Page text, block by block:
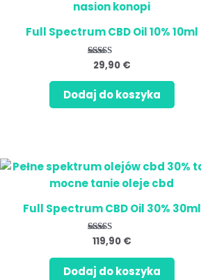
Full Spectrum CBD Oil 10% 10ml
Oceniono
5.00
na 5
29,90 €
Dodaj do koszyka
Full Spectrum CBD Oil 30% 30ml
Oceniono
5.00
na 5
119,90 €
Dodaj do koszyka